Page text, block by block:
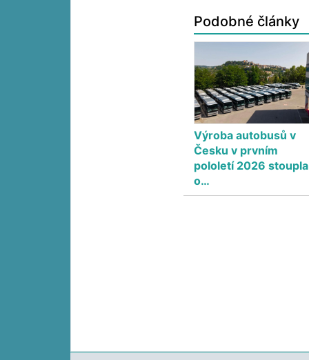
Podobné články
Výroba autobusů v
Česku v prvním
pololetí 2026 stoupla
o…